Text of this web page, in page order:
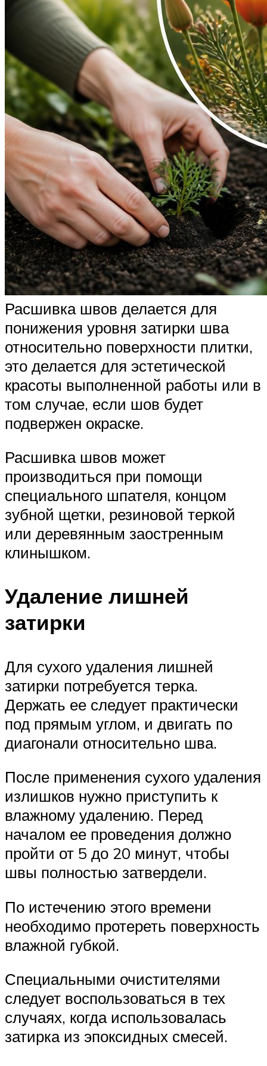
Расшивка швов делается для
понижения уровня затирки шва
относительно поверхности плитки,
это делается для эстетической
красоты выполненной работы или в
том случае, если шов будет
подвержен окраске.
Расшивка швов может
производиться при помощи
специального шпателя, концом
зубной щетки, резиновой теркой
или деревянным заостренным
клинышком.
Удаление лишней
затирки
Для сухого удаления лишней
затирки потребуется терка.
Держать ее следует практически
под прямым углом, и двигать по
диагонали относительно шва.
После применения сухого удаления
излишков нужно приступить к
влажному удалению. Перед
началом ее проведения должно
пройти от 5 до 20 минут, чтобы
швы полностью затвердели.
По истечению этого времени
необходимо протереть поверхность
влажной губкой.
Специальными очистителями
следует воспользоваться в тех
случаях, когда использовалась
затирка из эпоксидных смесей.